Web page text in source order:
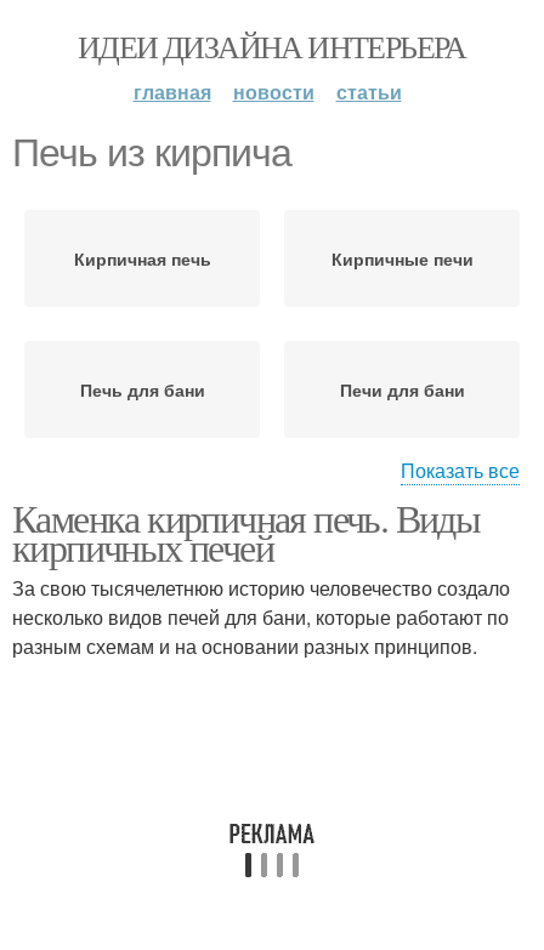
ИДЕИ ДИЗАЙНА ИНТЕРЬЕРА
главная новости статьи
Печь из кирпича
Кирпичная печь Кирпичные печи
Печь для бани Печи для бани
Банная печь
Показать все
Каменка кирпичная печь. Виды
кирпичных печей
За свою тысячелетнюю историю человечество создало
несколько видов печей для бани, которые работают по
разным схемам и на основании разных принципов.